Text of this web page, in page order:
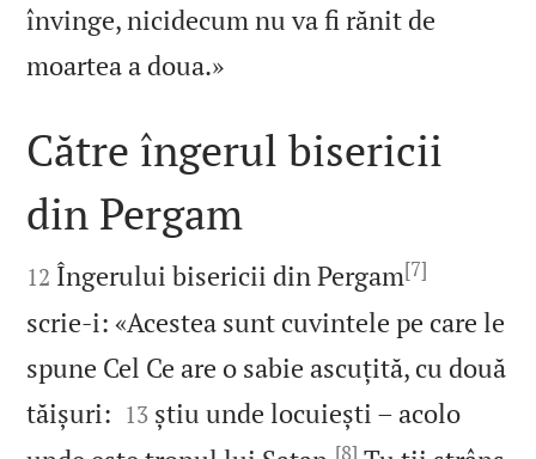
învinge, nicidecum nu va fi rănit de
moartea a doua.»

Către îngerul bisericii
din Pergam

12 Îngerului bisericii din Pergam[7]
scrie‑i: «Acestea sunt cuvintele pe care le
spune Cel Ce are o sabie ascuțită, cu două
tăișuri: 

13 știu unde locuiești – acolo
[8]